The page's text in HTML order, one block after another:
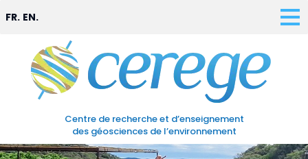
Centre de recherche et d’enseignement
des géosciences de l’environnement
FR. EN.